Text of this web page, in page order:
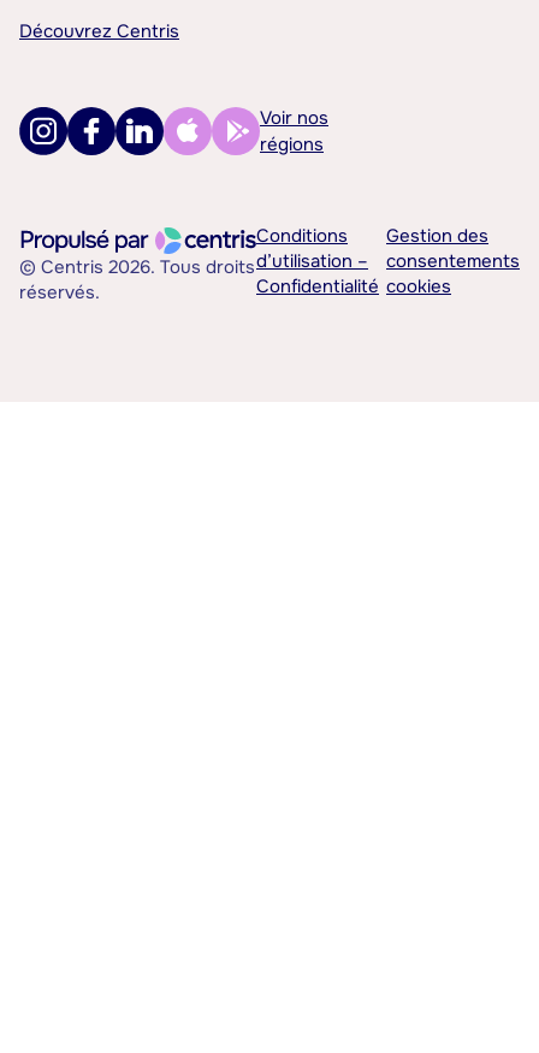
Découvrez Centris
Voir nos
régions
© Centris 2026. Tous droits
réservés.
Conditions
d’utilisation –
Confidentialité
Gestion des
consentements
cookies